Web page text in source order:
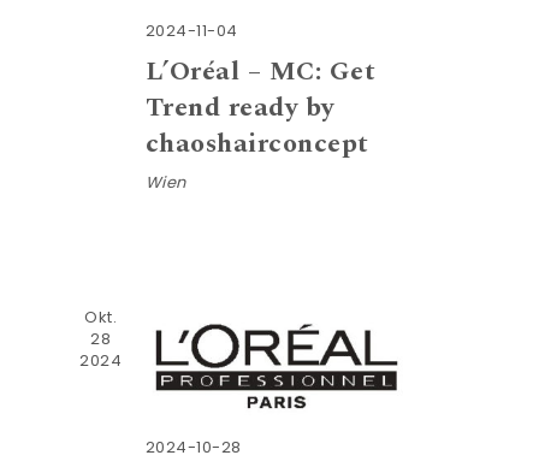
2024-11-04
L’Oréal – MC: Get
Trend ready by
chaoshairconcept
Wien
Okt.
28
2024
2024-10-28